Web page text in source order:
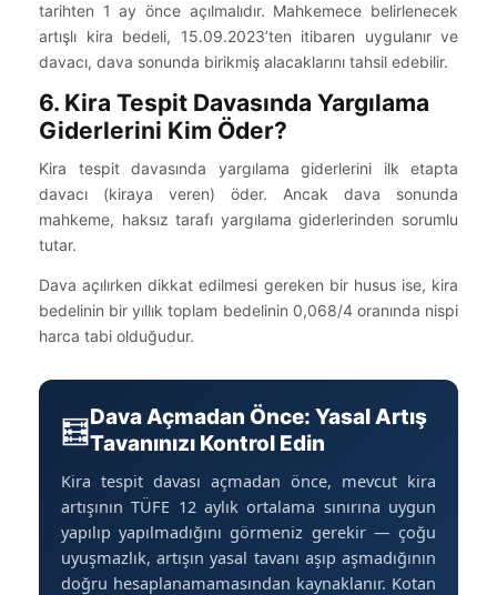
tarihten 1 ay önce açılmalıdır. Mahkemece belirlenecek
artışlı kira bedeli, 15.09.2023’ten itibaren uygulanır ve
davacı, dava sonunda birikmiş alacaklarını tahsil edebilir.
6. Kira Tespit Davasında Yargılama
Giderlerini Kim Öder?
Kira tespit davasında yargılama giderlerini ilk etapta
davacı (kiraya veren) öder. Ancak dava sonunda
mahkeme, haksız tarafı yargılama giderlerinden sorumlu
tutar.
Dava açılırken dikkat edilmesi gereken bir husus ise, kira
bedelinin bir yıllık toplam bedelinin 0,068/4 oranında nispi
harca tabi olduğudur.
🧮Dava Açmadan Önce: Yasal Artış
Tavanınızı Kontrol Edin
Kira tespit davası açmadan önce, mevcut kira
artışının TÜFE 12 aylık ortalama sınırına uygun
yapılıp yapılmadığını görmeniz gerekir — çoğu
uyuşmazlık, artışın yasal tavanı aşıp aşmadığının
doğru hesaplanamamasından kaynaklanır. Kotan